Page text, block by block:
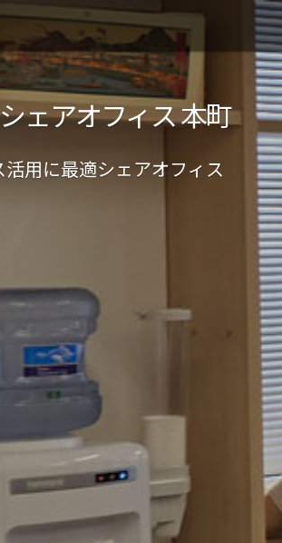
ェアオフィス 本町
活用に最適シェアオフィス